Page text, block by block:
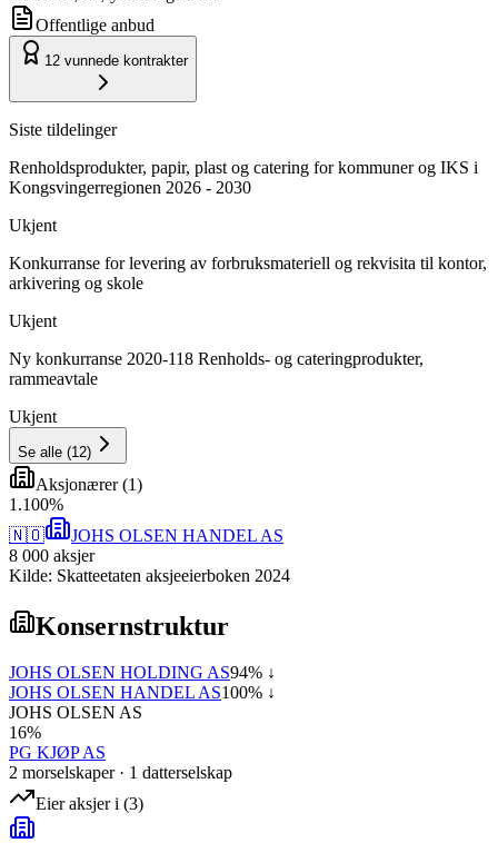
Offentlige anbud
12 vunnede kontrakter
Siste tildelinger
Renholdsprodukter, papir, plast og catering for kommuner og IKS i
Kongsvingerregionen 2026 - 2030
Ukjent
Konkurranse for levering av forbruksmateriell og rekvisita til kontor,
arkivering og skole
Ukjent
Ny konkurranse 2020-118 Renholds- og cateringprodukter,
rammeavtale
Ukjent
Se alle (12)
Aksjonærer(1)
1 .100%
🇳🇴
JOHS OLSEN HANDEL AS
8 000 aksjer
Kilde: Skatteetaten aksjeeierboken 2024
Konsernstruktur
JOHS OLSEN HOLDING AS94% ↓
JOHS OLSEN HANDEL AS100% ↓
JOHS OLSEN AS
16%
PG KJØP AS
2 morselskaper· 1 datterselskap
Eier aksjer i (3)